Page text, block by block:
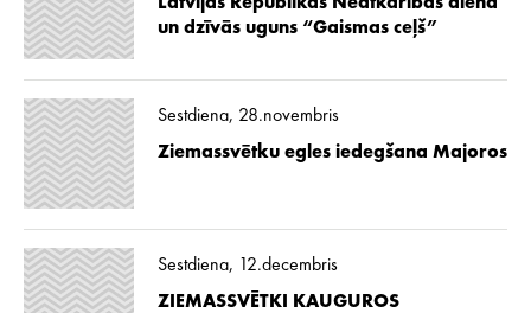
Latvijas Republikas Neatkarības diena
un dzīvās uguns “Gaismas ceļš”
Sestdiena, 28.novembris
Ziemassvētku egles iedegšana Majoros
Sestdiena, 12.decembris
ZIEMASSVĒTKI KAUGUROS